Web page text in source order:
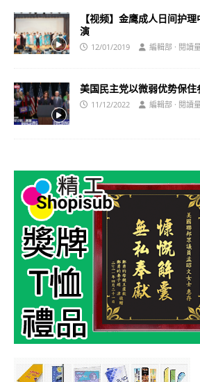
【视频】金鹰成人日间护
演
12/01/2019 編輯部 · 閱讀
美国民主党以微弱优势保住
11/12/2022 編輯部 · 閱讀